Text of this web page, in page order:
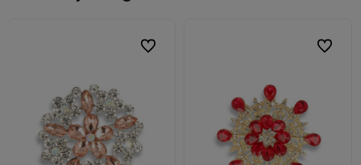
Do ulubionych
Do ulubionych Do
Do